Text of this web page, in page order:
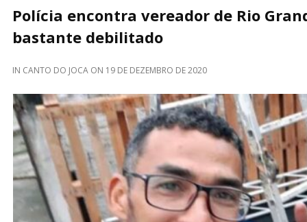
Polícia encontra vereador de Rio
bastante debilitado
IN CANTO DO JOCA ON 19 DE DEZEMBRO DE 2020